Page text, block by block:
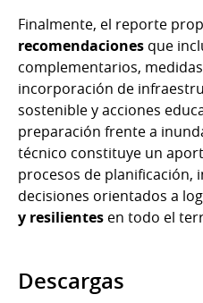
Finalmente, el reporte
recomendaciones que
complementarios,
incorporación de
sostenible y acciones
preparación frente a
técnico constituye un
procesos de planificación,
decisiones orientados a
y resilientes en todo el
Descargas